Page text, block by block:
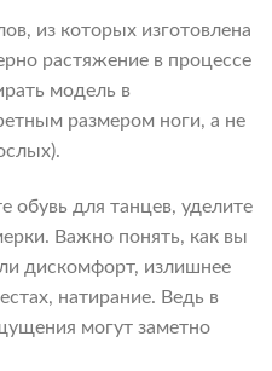
из которых изготовлена
растяжение в процессе
модель в
размером ноги, а не
обувь для танцев, уделите
Важно понять, как вы
дискомфорт, излишнее
натирание. Ведь в
могут заметно